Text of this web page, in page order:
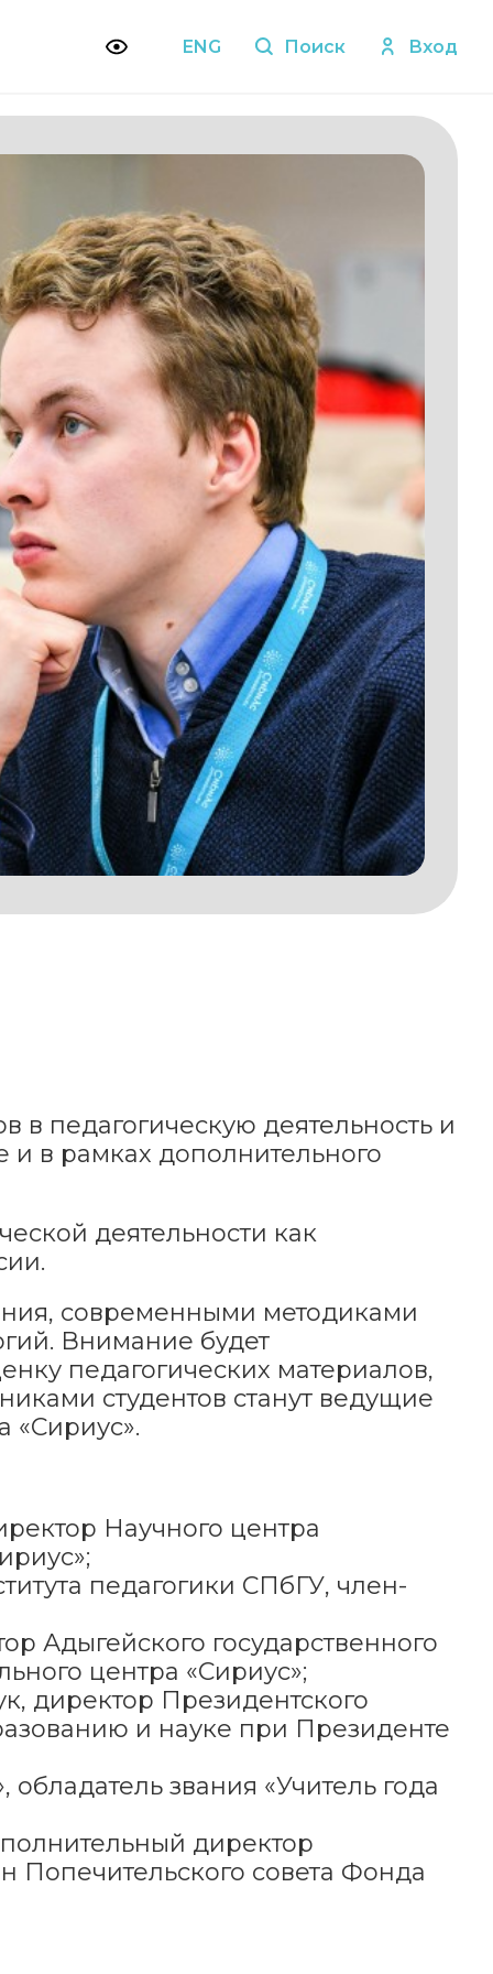
ENG Поиск Вход
в педагогическую деятельность и
в рамках дополнительного
деятельности как
современными методиками
Внимание будет
педагогических материалов,
студентов станут ведущие
«Сириус».
Научного центра
педагогики СПбГУ, член-
Адыгейского государственного
центра «Сириус»;
директор Президентского
и науке при Президенте
звания «Учитель года
директор
Попечительского совета Фонда